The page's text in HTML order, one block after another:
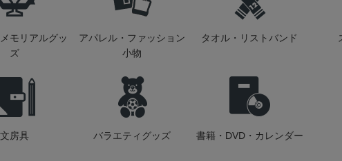
モリアルグッ
ズ
アパレル・ファッション
小物
タオル・リストバンド
文房具 バラエティグッズ 書籍・DVD・カレンダー